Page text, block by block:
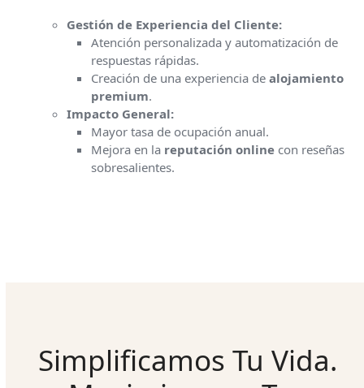
Gestión de Experiencia del Cliente:
Atención personalizada y automatización de
respuestas rápidas.
Creación de una experiencia dealojamiento
premium.
Impacto General:
Mayor tasa de ocupación anual.
Mejora en la reputación online con reseñas
sobresalientes.
Simplificamos Tu Vida.